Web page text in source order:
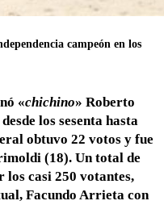
campeón en los
«chichino» Roberto
los sesenta hasta
obtuvo 22 votos y fue
(18). Un total de
los casi 250 votantes,
Facundo Arrieta con